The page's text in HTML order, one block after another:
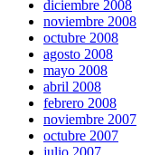
diciembre 2008
noviembre 2008
octubre 2008
agosto 2008
mayo 2008
abril 2008
febrero 2008
noviembre 2007
octubre 2007
julio 2007